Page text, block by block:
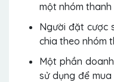
một nhóm thanh
Người đặt cược
chia theo nhóm
Một phần
sử dụng để mua